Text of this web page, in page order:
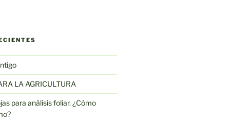
LA AGRICULTURA
para análisis foliar. ¿Cómo